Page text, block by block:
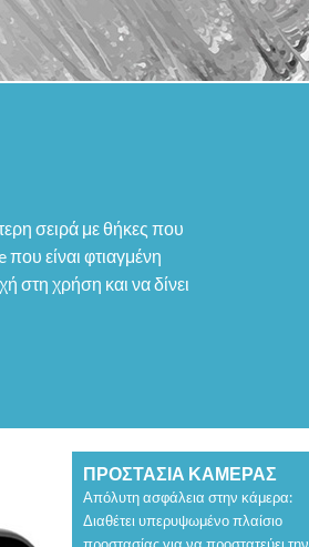
σειρά με θήκες που
είναι φτιαγμένη
στη χρήση και να δίνει
ΠΡΟΣΤΑΣΙΑ ΚΑΜΕΡΑΣ
Απόλυτη ασφάλεια στην κάμερα:
Διαθέτει υπερυψωμένο πλαίσιο
προστασίας για να προστατεύει την